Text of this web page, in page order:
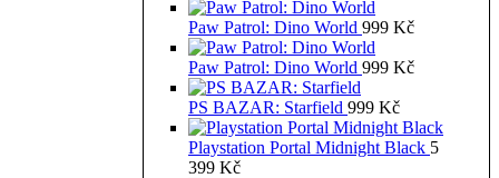
Paw Patrol: Dino World 999 Kč
Paw Patrol: Dino World 999 Kč
PS BAZAR: Starfield 999 Kč
Playstation Portal Midnight Black 5
399 Kč